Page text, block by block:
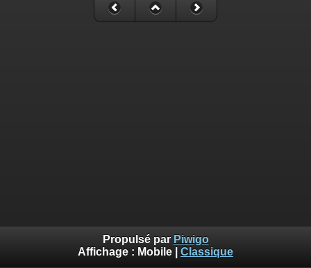
Propulsé par Piwigo
Affichage : Mobile Classique